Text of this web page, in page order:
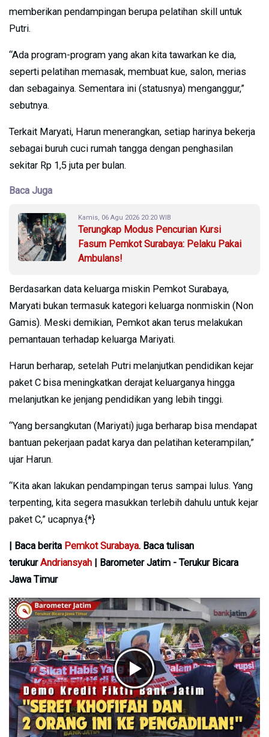
memberikan pendampingan berupa pelatihan skill untuk
Putri.
“Ada program-program yang akan kita tawarkan ke dia,
seperti pelatihan memasak, membuat kue, salon, merias
dan sebagainya. Sementara ini (statusnya) menganggur,”
sebutnya.
Terkait Maryati, Harun menerangkan, setiap harinya bekerja
sebagai buruh cuci rumah tangga dengan penghasilan
sekitar Rp 1,5 juta per bulan.
Baca Juga
Kamis, 06 Agu 2026 20:20 WIB
Terungkap Modus Pencurian Kursi
Fasum Pemkot Surabaya: Pelaku Pakai
Ambulans!
Berdasarkan data keluarga miskin Pemkot Surabaya,
Maryati bukan termasuk kategori keluarga nonmiskin (Non
Gamis). Meski demikian, Pemkot akan terus melakukan
pemantauan terhadap keluarga Mariyati.
Harun berharap, setelah Putri melanjutkan pendidikan kejar
paket C bisa meningkatkan derajat keluarganya hingga
melanjutkan ke jenjang pendidikan yang lebih tinggi.
“Yang bersangkutan (Mariyati) juga berharap bisa mendapat
bantuan pekerjaan padat karya dan pelatihan keterampilan,”
ujar Harun.
“Kita akan lakukan pendampingan terus sampai lulus. Yang
terpenting, kita segera masukkan terlebih dahulu untuk kejar
paket C,” ucapnya.{*}
| Baca berita Pemkot Surabaya. Baca tulisan
terukurAndriansyah | Barometer Jatim - Terukur Bicara
Jawa Timur